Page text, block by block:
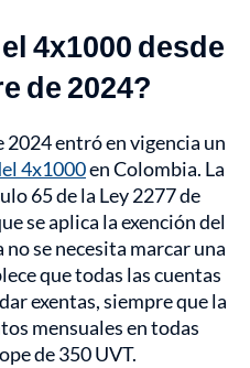
4x1000 desde
de 2024?
2024 entró en vigencia un
4x1000en Colombia. La
65 de la Ley 2277 de
se aplica la exención del
se necesita marcar una
que todas las cuentas
exentas, siempre que la
mensuales en todas
de 350 UVT.